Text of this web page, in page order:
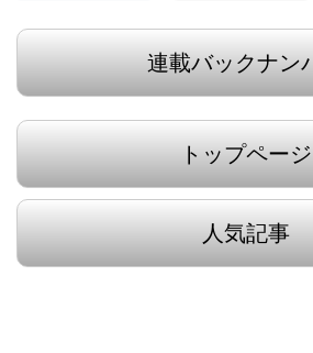
連載バックナン
トップページ
人気記事